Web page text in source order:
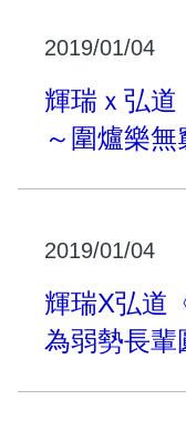
2019/01/04
輝瑞ｘ弘道
～圍爐樂無
2019/01/04
輝瑞X弘道
為弱勢長輩